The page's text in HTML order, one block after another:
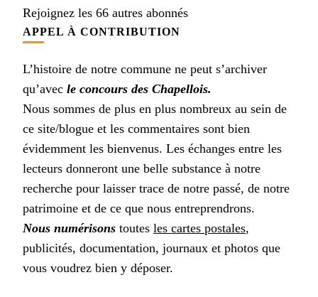
Rejoignez les 66 autres abonnés
APPEL À CONTRIBUTION
L’histoire de notre commune ne peut s’archiver
qu’avec le concours des Chapellois.
Nous sommes de plus en plus nombreux au sein de
ce site/blogue et les commentaires sont bien
évidemment les bienvenus. Les échanges entre les
lecteurs donneront une belle substance à notre
recherche pour laisser trace de notre passé, de notre
patrimoine et de ce que nous entreprendrons.
Nous numérisons toutes les cartes postales,
publicités, documentation, journaux et photos que
vous voudrez bien y déposer.